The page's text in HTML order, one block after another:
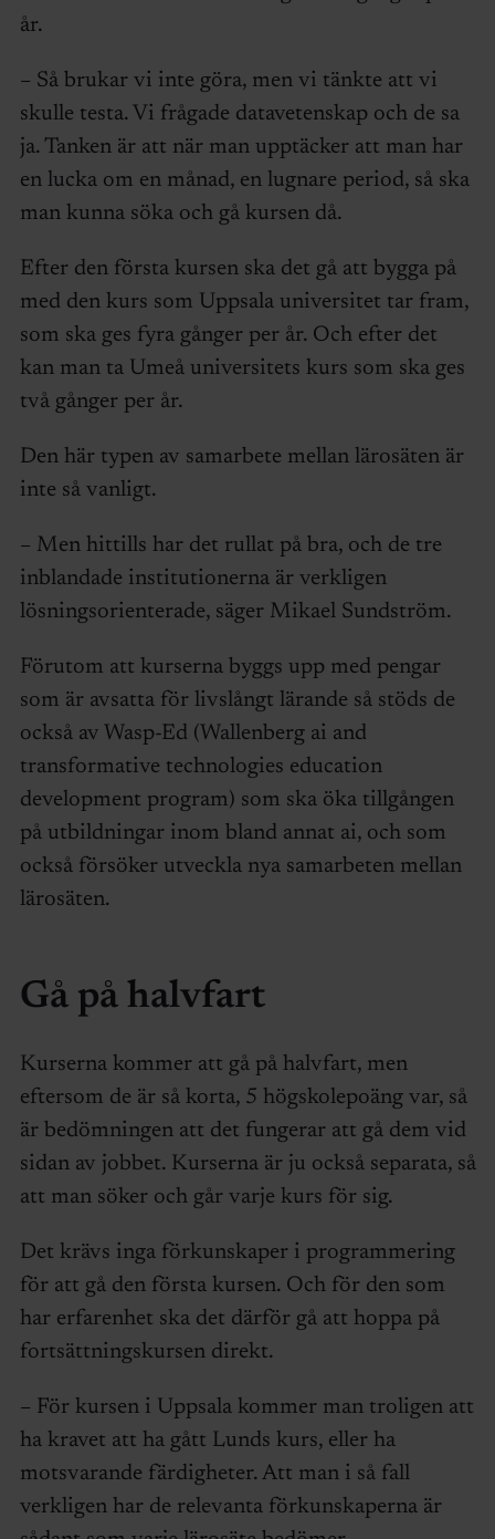
år.
– Så brukar vi inte göra, men vi tänkte att vi
skulle testa. Vi frågade datavetenskap och de sa
ja. Tanken är att när man upptäcker att man har
en lucka om en månad, en lugnare period, så ska
man kunna söka och gå kursen då.
Efter den första kursen ska det gå att bygga på
med den kurs som Uppsala universitet tar fram,
som ska ges fyra gånger per år. Och efter det
kan man ta Umeå universitets kurs som ska ges
två gånger per år.
Den här typen av samarbete mellan lärosäten är
inte så vanligt.
– Men hittills har det rullat på bra, och de tre
inblandade institutionerna är verkligen
lösningsorienterade, säger Mikael Sundström.
Förutom att kurserna byggs upp med pengar
som är avsatta för livslångt lärande så stöds de
också av Wasp-Ed (Wallenberg ai and
transformative technologies education
development program) som ska öka tillgången
på utbildningar inom bland annat ai, och som
också försöker utveckla nya samarbeten mellan
lärosäten.
Gå på halvfart
Kurserna kommer att gå på halvfart, men
eftersom de är så korta, 5 högskolepoäng var, så
är bedömningen att det fungerar att gå dem vid
sidan av jobbet. Kurserna är ju också separata, så
att man söker och går varje kurs för sig.
Det krävs inga förkunskaper i programmering
för att gå den första kursen. Och för den som
har erfarenhet ska det därför gå att hoppa på
fortsättningskursen direkt.
– För kursen i Uppsala kommer man troligen att
ha kravet att ha gått Lunds kurs, eller ha
motsvarande färdigheter. Att man i så fall
verkligen har de relevanta förkunskaperna är